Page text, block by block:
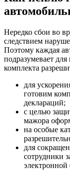
Нередко сбои во
следствием
Поэтому каждая
подразумевает
комплекта
для
готовим
деклараций;
с целью
мажора
на особые
для
сотрудники
электронной